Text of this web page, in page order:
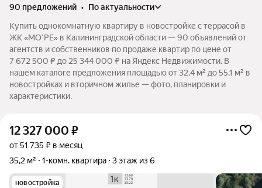
90 предложений •
по актуальности
Купить однокомнатную квартиру в новостройке с террасой в
ЖК «МО’РЕ» в Калининградской области — 90 объявлений от
агентств и собственников по продаже квартир по цене от
7 672 500 ₽ до 25 344 000 ₽ на Яндекс Недвижимости. В
нашем каталоге предложения площадью от 32,4 м² до 55,1 м² в
новостройках и вторичном жилье — фото, планировки и
характеристики.
12 327 000 ₽
от 51 735 ₽ в месяц
35,2 м²
1-комн. квартира 3 этаж из 6
новостройка